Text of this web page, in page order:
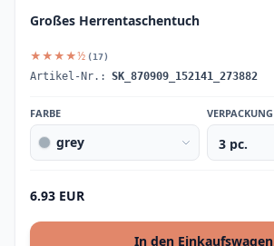
Großes Herrentaschentuch
★★★★½ (17)
Artikel-Nr.: SK_870909_152141_273882
FARBE
grey
VERPACKUNG
6.93 EUR
In den Einkaufswagen